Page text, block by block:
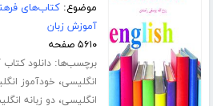
موضوع:کتاب‌های
آموزش زبان
۵۶۱۰ صفحه
برچسب‌ها:دانلود
انگلیسی، خودآموز
انگلیسی،دو زبانه